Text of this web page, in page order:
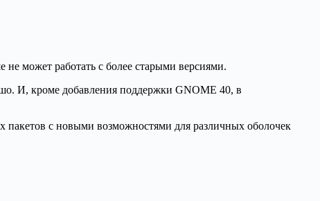
может работать с более старыми версиями.
И, кроме добавления поддержки GNOME 40, в
пакетов с новыми возможностями для различных оболочек